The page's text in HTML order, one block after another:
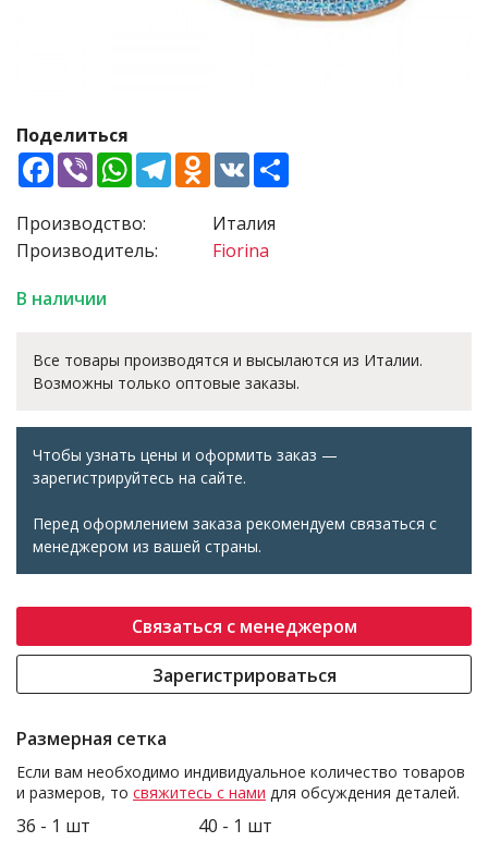
Поделиться
Facebook
ViberWhatsApp
TelegramOdnoklassniki
VK
Производство:
Производитель:
Италия
Fiorina
В наличии
Все товары производятся и высылаются из Италии.
Возможны только оптовые заказы.
Чтобы узнать цены и оформить заказ —
зарегистрируйтесь на сайте.
Перед оформлением заказа рекомендуем связаться с
менеджером из вашей страны.
Связаться с менеджером
Зарегистрироваться
Размерная сетка
Если вам необходимо индивидуальное количество товаров
и размеров, то свяжитесь с нами для обсуждения деталей.
36 - 1 шт
40 - 1 шт